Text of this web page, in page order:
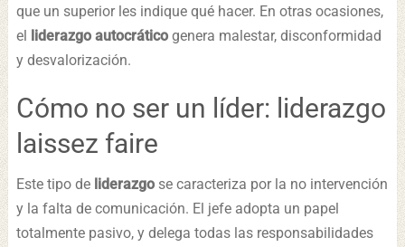
que un superior les indique qué hacer. En otras ocasiones,
el liderazgo autocráticogenera malestar, disconformidad
y desvalorización.
Cómo no ser un líder: liderazgo
laissez faire
Este tipo de liderazgo se caracteriza por la no intervención
y la falta de comunicación. El jefe adopta un papel
totalmente pasivo, y delega todas las responsabilidades